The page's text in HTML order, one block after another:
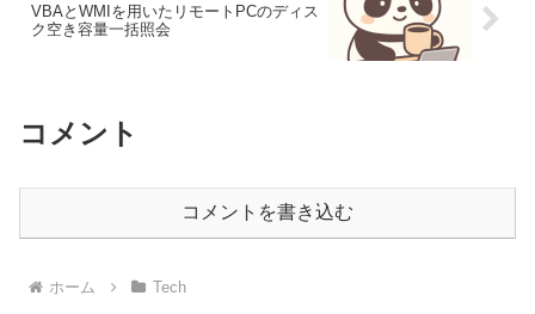
VBAとWMIを用いたリモートPCのディス
ク空き容量一括照会
コメント
コメントを書き込む
ホーム Tech